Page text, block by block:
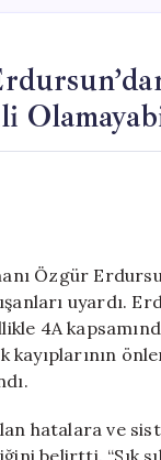
Özgür
uyardı.
4A
hatalara ve
belirtti. “Sık